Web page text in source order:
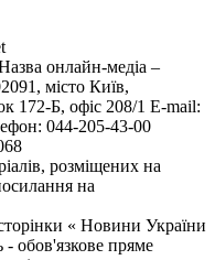
онлайн-медіа –
місто Київ,
Б, офіс 208/1 E-mail:
044-205-43-00
розміщених на
на
« Новини України
- обов'язкове пряме